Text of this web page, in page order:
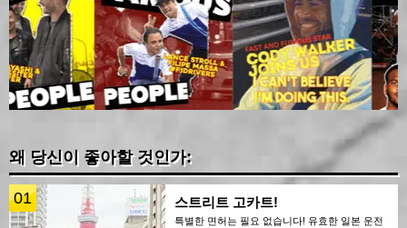
왜 당신이 좋아할 것인가:
01 스트리트 고카트!
특별한 면허는 필요 없습니다! 유효한 일본 운전